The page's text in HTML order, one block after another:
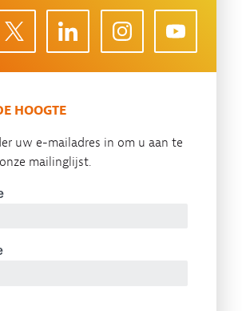
HOOGTE
uw e-mailadres in om u aan te
mailinglijst.